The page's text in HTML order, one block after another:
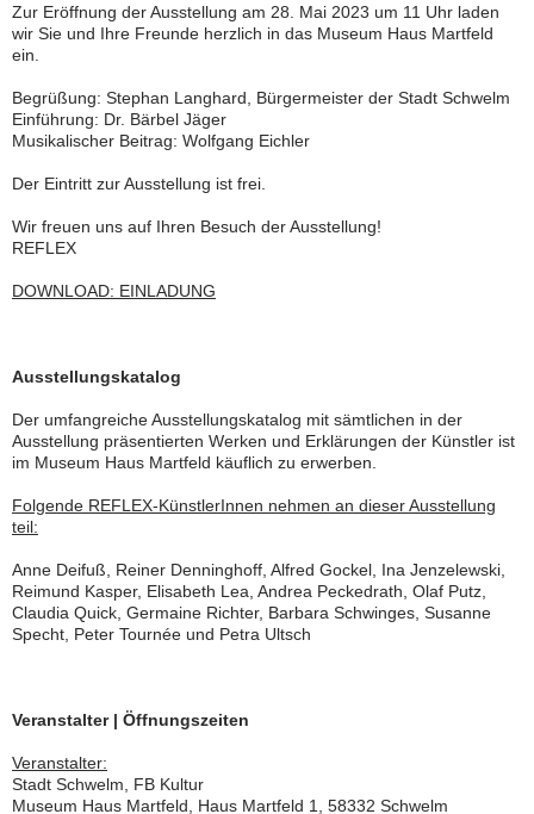
Zur Eröffnung der Ausstellung am 28. Mai 2023 um 11 Uhr laden
wir Sie und Ihre Freunde herzlich in das Museum Haus Martfeld
ein.
Begrüßung: Stephan Langhard, Bürgermeister der Stadt Schwelm
Einführung: Dr. Bärbel Jäger
Musikalischer Beitrag: Wolfgang Eichler
Der Eintritt zur Ausstellung ist frei.
Wir freuen uns auf Ihren Besuch der Ausstellung!
REFLEX
DOWNLOAD: EINLADUNG
Ausstellungskatalog
Der umfangreiche Ausstellungskatalog mit sämtlichen in der
Ausstellung präsentierten Werken und Erklärungen der Künstler ist
im Museum Haus Martfeld käuflich zu erwerben.
Folgende REFLEX-KünstlerInnen nehmen an dieser Ausstellung
teil:
Anne Deifuß, Reiner Denninghoff, Alfred Gockel, Ina Jenzelewski,
Reimund Kasper, Elisabeth Lea, Andrea Peckedrath, Olaf Putz,
Claudia Quick, Germaine Richter, Barbara Schwinges, Susanne
Specht, Peter Tournée und Petra Ultsch
Veranstalter | Öffnungszeiten
Veranstalter:
Stadt Schwelm, FB Kultur
Museum Haus Martfeld, Haus Martfeld 1, 58332 Schwelm